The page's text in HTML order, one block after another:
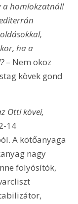
a homlokzatnál!
ha a
– Nem okoz
kövek gond
Otti kövei,
14
A kötőanyaga
nagy
folyósítók,